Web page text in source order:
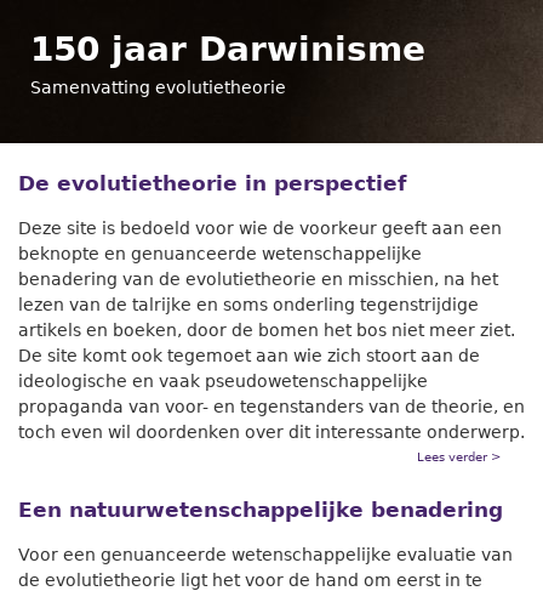
150 jaar Darwinisme
Samenvatting evolutietheorie
De evolutietheorie in perspectief
Deze site is bedoeld voor wie de voorkeur geeft aan een
beknopte en genuanceerde wetenschappelijke
benadering van de evolutietheorie en misschien, na het
lezen van de talrijke en soms onderling tegenstrijdige
artikels en boeken, door de bomen het bos niet meer ziet.
De site komt ook tegemoet aan wie zich stoort aan de
ideologische en vaak pseudowetenschappelijke
propaganda van voor- en tegenstanders van de theorie, en
toch even wil doordenken over dit interessante onderwerp.
Lees verder >
Een natuurwetenschappelijke benadering
Voor een genuanceerde wetenschappelijke evaluatie van
de evolutietheorie ligt het voor de hand om eerst in te